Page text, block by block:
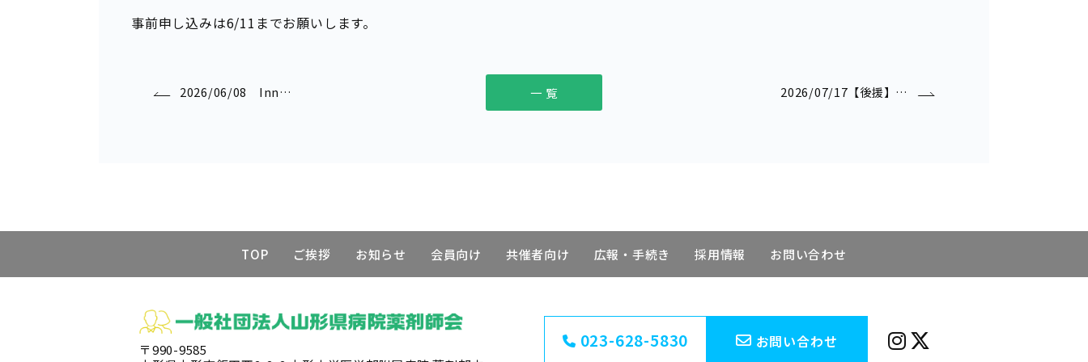
事前申し込みは6/11までお願いします。
2026/06/08 Inn… 一 覧 2026/07/17【後援】…
TOP ご挨拶 お知らせ 会員向け 共催者向け 広報・手続き 採用情報 お問い合わせ
〒990-9585
023-628-5830 お問い合わせ